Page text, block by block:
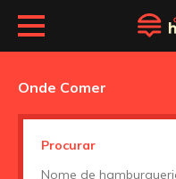
Onde Comer
Procurar